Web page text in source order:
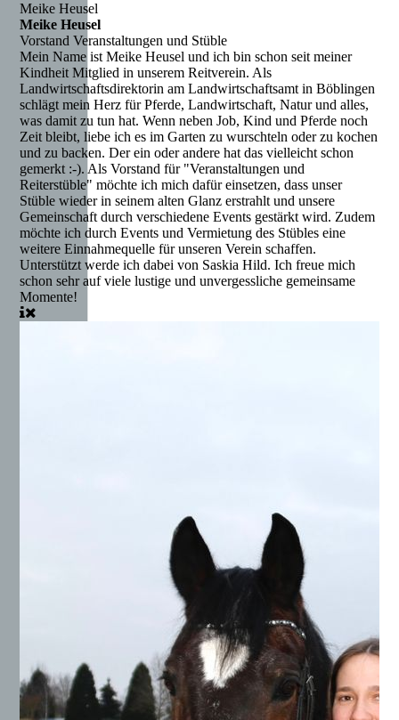
Meike Heusel
Meike Heusel
Vorstand Veranstaltungen und Stüble
Mein Name ist Meike Heusel und ich bin schon seit meiner
Kindheit Mitglied in unserem Reitverein. Als
Landwirtschaftsdirektorin am Landwirtschaftsamt in Böblingen
schlägt mein Herz für Pferde, Landwirtschaft, Natur und alles,
was damit zu tun hat. Wenn neben Job, Kind und Pferde noch
Zeit bleibt, liebe ich es im Garten zu wurschteln oder zu kochen
und zu backen. Der ein oder andere hat das vielleicht schon
gemerkt :-). Als Vorstand für "Veranstaltungen und
Reiterstüble" möchte ich mich dafür einsetzen, dass unser
Stüble wieder in seinem alten Glanz erstrahlt und unsere
Gemeinschaft durch verschiedene Events gestärkt wird. Zudem
möchte ich durch Events und Vermietung des Stübles eine
weitere Einnahmequelle für unseren Verein schaffen.
Unterstützt werde ich dabei von Saskia Hild. Ich freue mich
schon sehr auf viele lustige und unvergessliche gemeinsame
Momente!